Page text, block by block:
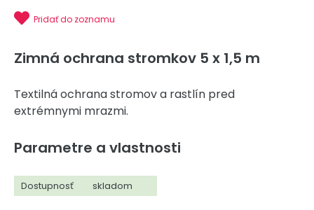
Pridať do zoznamu
Zimná ochrana stromkov 5 x 1,5 m
Textilná ochrana stromov a rastlín pred
extrémnymi mrazmi.
Parametre a vlastnosti
Dostupnosť skladom